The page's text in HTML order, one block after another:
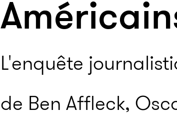
L'enquête
de Ben Affleck,